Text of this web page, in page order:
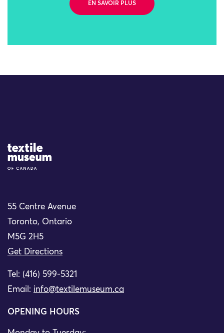
EN SAVOIR PLUS
Site Logo
55 Centre Avenue
Toronto, Ontario
M5G 2H5
Get Directions
Tel: (416) 599-5321
Email: info@textilemuseum.ca
OPENING HOURS